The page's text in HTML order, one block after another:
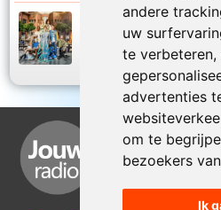
andere
uw
te verbeteren,
advertenties
om te
bezoekers
Ik
LikeMe Cast
Zondag